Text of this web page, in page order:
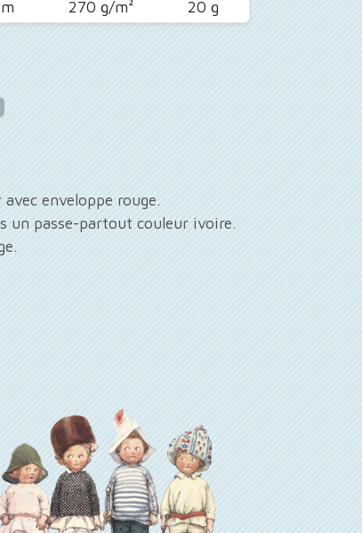
270 g/m² 20 g
enveloppe rouge.
un passe-partout couleur ivoire.